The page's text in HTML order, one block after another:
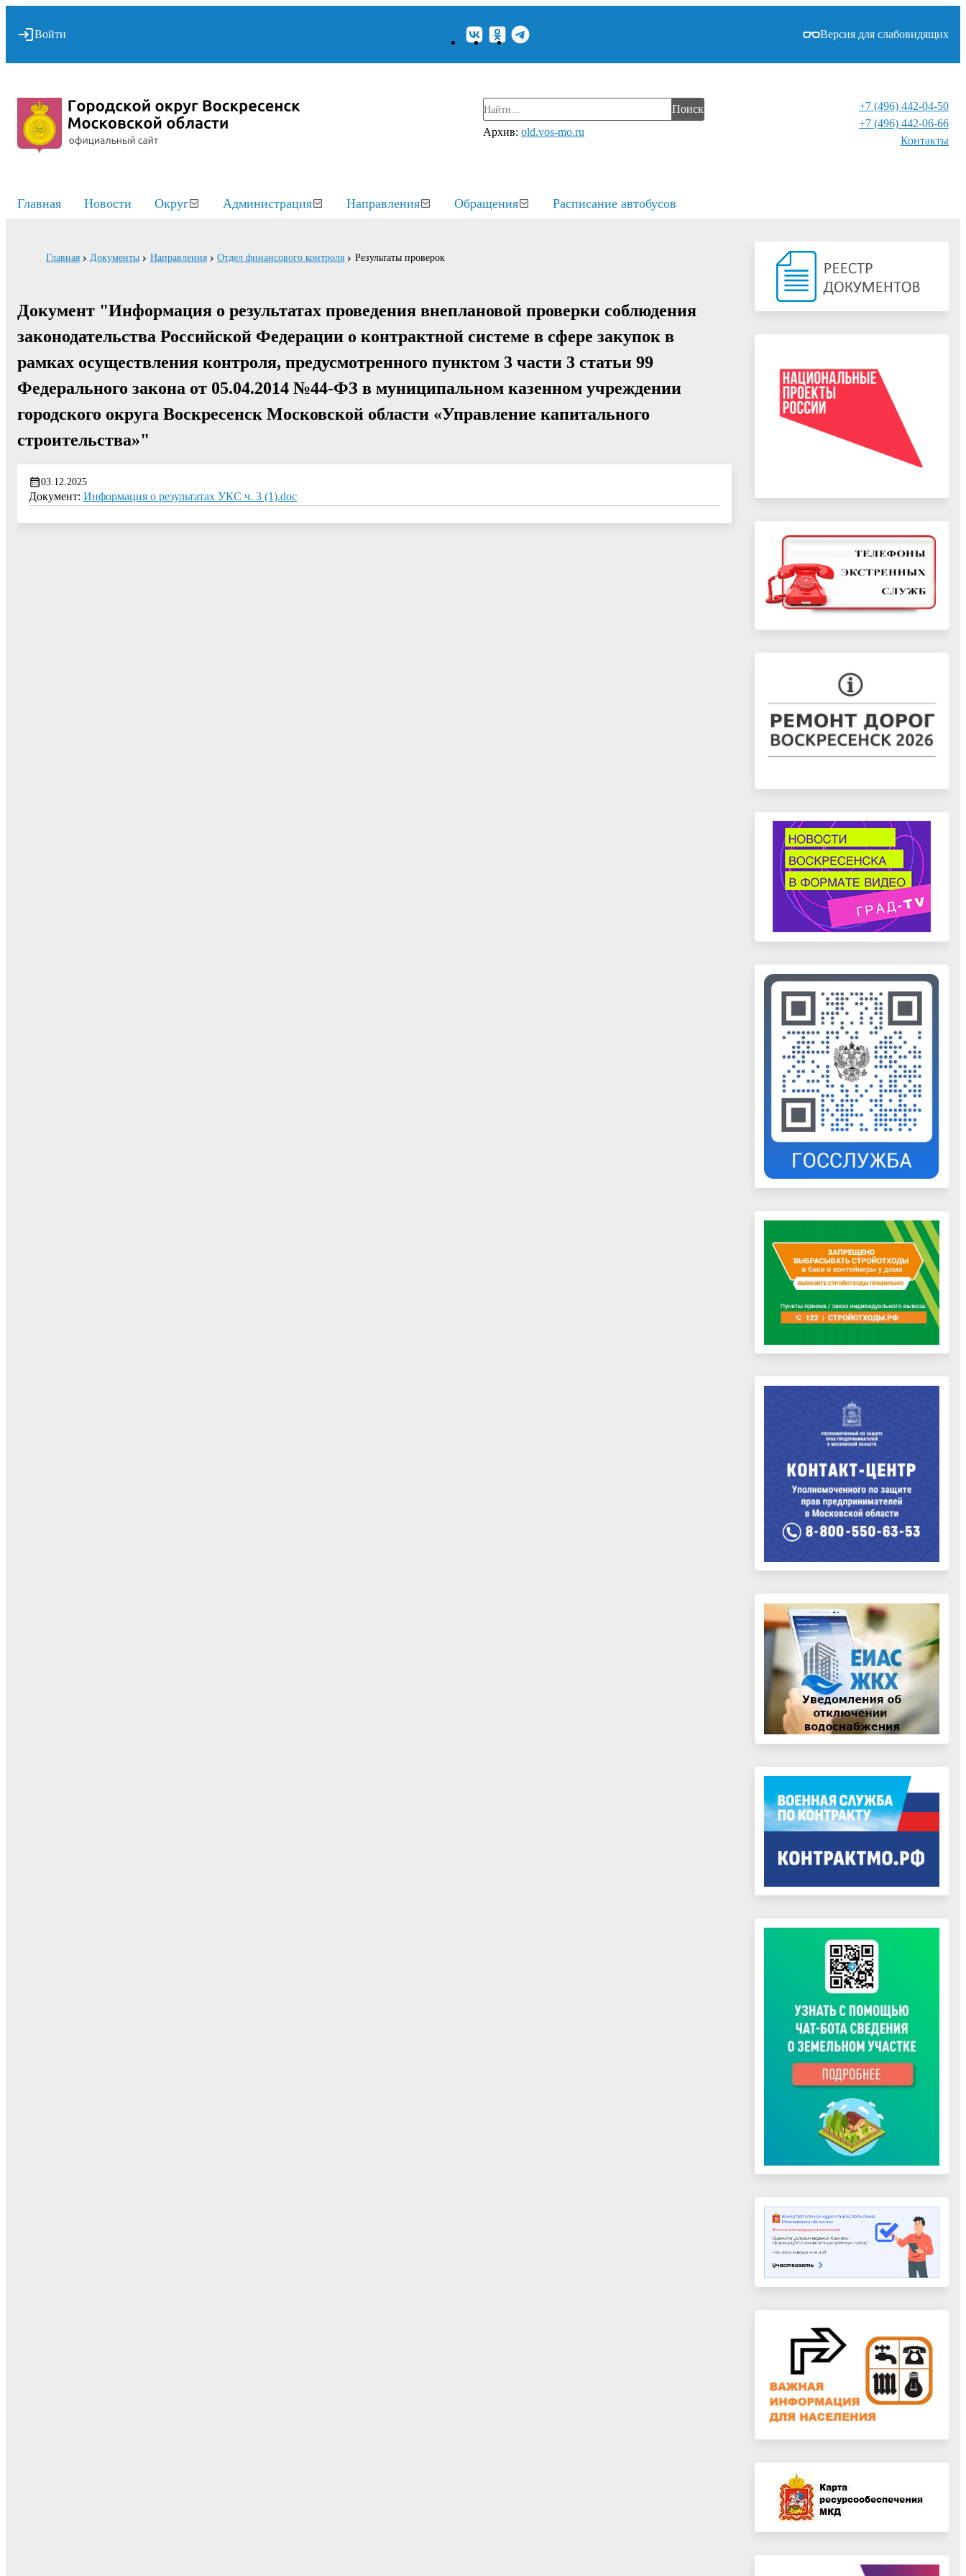
Войти Версия для слабовидящих
Поиск
Архив: old.vos-mo.ru
+7 (496) 442-04-50
+7 (496) 442-06-66
Контакты⁠
Главная Новости Округ Администрация Направления Обращения Расписание автобусов
Главная Документы Направления Отдел финансового контроля Результаты проверок
Документ "Информация о результатах проведения внеплановой проверки соблюдения
законодательства Российской Федерации о контрактной системе в сфере закупок в
рамках осуществления контроля, предусмотренного пунктом 3 части 3 статьи 99
Федерального закона от 05.04.2014 №44-ФЗ в муниципальном казенном учреждении
городского округа Воскресенск Московской области «Управление капитального
строительства»"
03.12.2025
Документ: Информация о результатах УКС ч. 3 (1).doc